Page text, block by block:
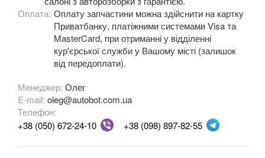
NISSAN
keyboard_arrow_down
PEUGEOT keyboard_arrow_down
RENAULT
ROVER
Оплата: Оплату запчастини можна здійснити на картку
Приватбанку, платіжними системами Visa та
MasterCard, при отриманні у відділенні
кур'єрської служби у Вашому місті (залишок
від передоплати).
Менеджер: Олег
E-mail: oleg@autobot.com.ua
Телефон:
+38 (050) 672-24-10
+38 (098) 897-82-55